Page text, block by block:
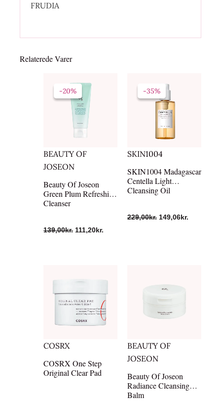
FRUDIA
Relaterede Varer
-20%
BEAUTY OF
JOSEON
-20%
Beauty Of Joseon
Green Plum Refreshing
Cleanser
139,00kr.
oprindelige
pris
var:
139,00kr..
111,20kr.
-35%
SKIN1004
-35%
SKIN1004 Madagascar
Centella Light
Cleansing Oil
229,00kr.
oprindelige
pris
var:
229,00kr..
149,06kr.
COSRX
COSRX One Step
Original Clear Pad
BEAUTY OF
JOSEON
Beauty Of Joseon
Radiance Cleansing
Balm